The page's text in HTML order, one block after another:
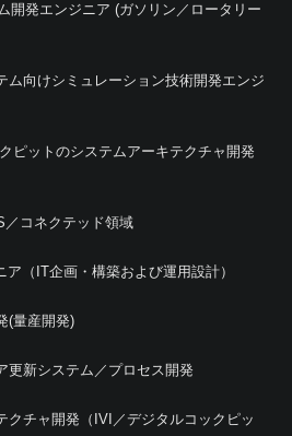
開発エンジニア (ガソリン／ロータリー
ム向けシミュレーション技術開発エンジ
ピットのシステムアーキテクチャ開発
コネクテッド領域
ア（IT企画・構築および運用設計）
(量産開発)
更新システム／プロセス開発
クチャ開発（IVI／デジタルコックピッ